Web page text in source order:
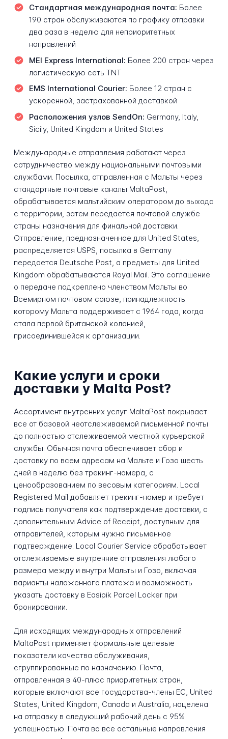
Стандартная международная почта: Более
190 стран обслуживаются по графику отправки
два раза в неделю для неприоритетных
направлений
MEI Express International: Более 200 стран через
логистическую сеть TNT
EMS International Courier: Более 12 стран с
ускоренной, застрахованной доставкой
Расположения узлов SendOn: Germany, Italy,
Sicily, United Kingdom и United States
Международные отправления работают через
сотрудничество между национальными почтовыми
службами. Посылка, отправленная с Мальты через
стандартные почтовые каналы MaltaPost,
обрабатывается мальтийским оператором до выхода
с территории, затем передается почтовой службе
страны назначения для финальной доставки.
Отправление, предназначенное для United States,
распределяется USPS, посылка в Germany
передается Deutsche Post, а предметы для United
Kingdom обрабатываются Royal Mail. Это соглашение
о передаче подкреплено членством Мальты во
Всемирном почтовом союзе, принадлежность
которому Мальта поддерживает с 1964 года, когда
стала первой британской колонией,
присоединившейся к организации.
Какие услуги и сроки
доставки у Malta Post?
Ассортимент внутренних услуг MaltaPost покрывает
все от базовой неотслеживаемой письменной почты
до полностью отслеживаемой местной курьерской
службы. Обычная почта обеспечивает сбор и
доставку по всем адресам на Мальте и Гозо шесть
дней в неделю без трекинг-номера, с
ценообразованием по весовым категориям. Local
Registered Mail добавляет трекинг-номер и требует
подпись получателя как подтверждение доставки, с
дополнительным Advice of Receipt, доступным для
отправителей, которым нужно письменное
подтверждение. Local Courier Service обрабатывает
отслеживаемые внутренние отправления любого
размера между и внутри Мальты и Гозо, включая
варианты наложенного платежа и возможность
указать доставку в Easipik Parcel Locker при
бронировании.
Для исходящих международных отправлений
MaltaPost применяет формальные целевые
показатели качества обслуживания,
сгруппированные по назначению. Почта,
отправленная в 40-плюс приоритетных стран,
которые включают все государства-члены ЕС, United
States, United Kingdom, Canada и Australia, нацелена
на отправку в следующий рабочий день с 95%
успешностью. Почта во все остальные направления